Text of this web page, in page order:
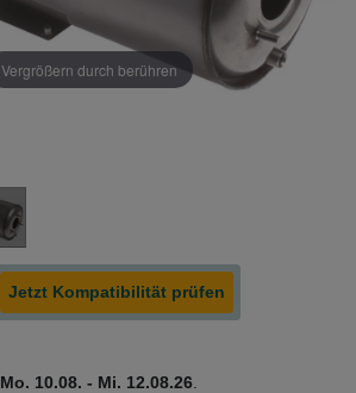
Vergrößern durch berühren
Jetzt Kompatibilität prüfen
Mo. 10.08. - Mi. 12.08.26